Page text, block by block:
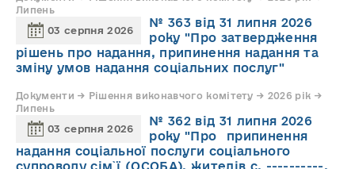
Липень
03 серпня 2026
№ 363 від 31 липня 2026
року "Про затвердження
рішень про надання, припинення надання та
зміну умов надання соціальних послуг"
Документи → Рішення виконавчого комітету → 2026 рік →
Липень
03 серпня 2026
№ 362 від 31 липня 2026
року "Про припинення
надання соціальної послуги соціального
супроводу cім`ї (ОСОБА), жителів с. ----------,